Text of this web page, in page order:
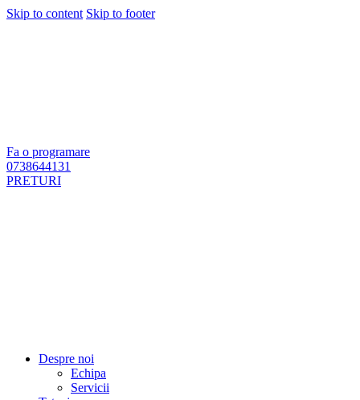
Skip to content Skip to footer
Fa o programare
0738644131
PRETURI
Despre noi
Echipa
Servicii